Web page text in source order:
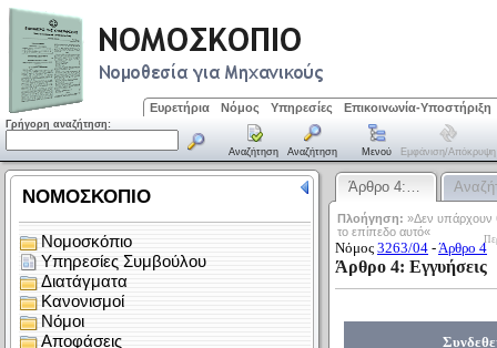
Ευρετήρια Νόμος Υπηρεσίες Επικοινωνία-Υποστήριξη
Γρήγορη αναζήτηση:
Αναζήτηση Αναζήτηση Μενού Εμφάνιση/απόκρυψη
Άρθρο 4:…